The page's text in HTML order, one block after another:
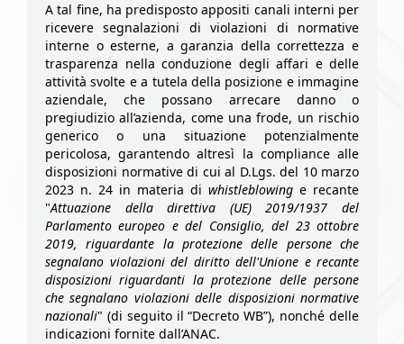
A tal fine, ha predisposto appositi canali interni per
ricevere segnalazioni di violazioni di normative
interne o esterne, a garanzia della correttezza e
trasparenza nella conduzione degli affari e delle
attività svolte e a tutela della posizione e immagine
aziendale, che possano arrecare danno o
pregiudizio all’azienda, come una frode, un rischio
generico o una situazione potenzialmente
pericolosa, garantendo altresì la compliance alle
disposizioni normative di cui al D.Lgs. del 10 marzo
2023 n. 24 in materia di whistleblowing e recante
"Attuazione della direttiva (UE) 2019/1937 del
Parlamento europeo e del Consiglio, del 23 ottobre
2019, riguardante la protezione delle persone che
segnalano violazioni del diritto dell'Unione e recante
disposizioni riguardanti la protezione delle persone
che segnalano violazioni delle disposizioni normative
nazionali" (di seguito il “Decreto WB”), nonché delle
indicazioni fornite dall’ANAC.